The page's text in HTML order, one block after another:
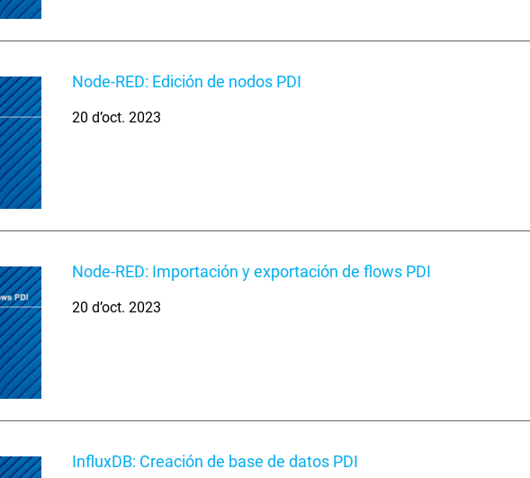
Node-RED: Edición de nodos PDI
20 d’oct. 2023
Node-RED: Importación y exportación de flows PDI
20 d’oct. 2023
InfluxDB: Creación de base de datos PDI